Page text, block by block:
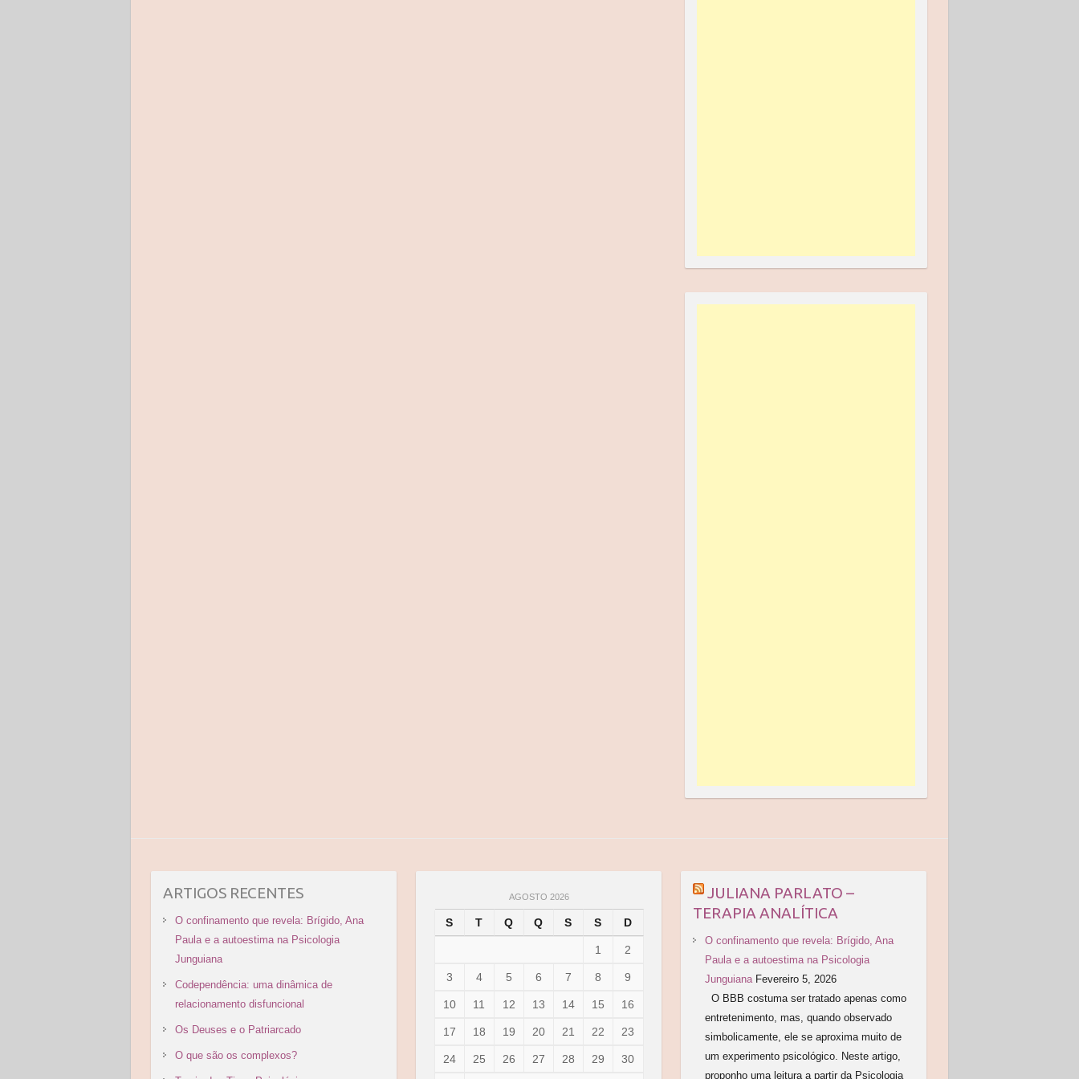
ARTIGOS RECENTES
O confinamento que revela: Brígido, Ana
Paula e a autoestima na Psicologia
Junguiana
Codependência: uma dinâmica de
relacionamento disfuncional
Os Deuses e o Patriarcado
O que são os complexos?
AGOSTO 2026
S T Q Q S S D
1 2
3 4 5 6 7 8 9
10 11 12 13 14 15 16
17 18 19 20 21 22 23
24 25 26 27 28 29 30
JULIANA PARLATO –
TERAPIA ANALÍTICA
O confinamento que revela: Brígido, Ana
Paula e a autoestima na Psicologia
Junguiana Fevereiro 5, 2026
O BBB costuma ser tratado apenas como
entretenimento, mas, quando observado
simbolicamente, ele se aproxima muito de
um experimento psicológico. Neste artigo,
proponho uma leitura a partir da Psicologia